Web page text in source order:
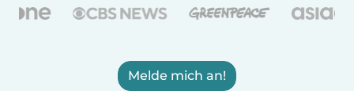
Melde mich an!